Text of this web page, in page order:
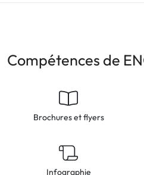
Compétences de
Brochures et flyers
Infographie